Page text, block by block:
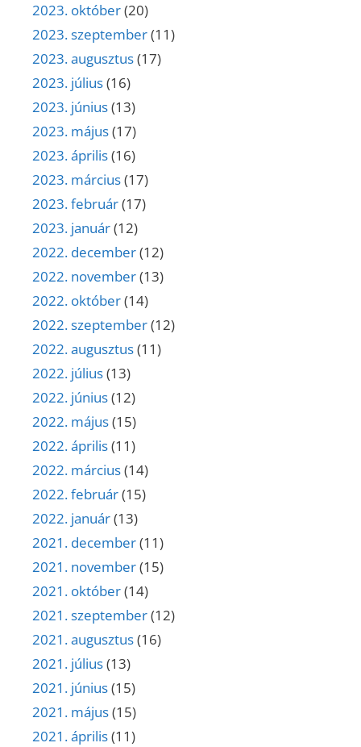
2023. október(20)
2023. szeptember(11)
2023. augusztus(17)
2023. július(16)
2023. június(13)
2023. május(17)
2023. április(16)
2023. március(17)
2023. február(17)
2023. január(12)
2022. december(12)
2022. november(13)
2022. október(14)
2022. szeptember(12)
2022. augusztus(11)
2022. július(13)
2022. június(12)
2022. május(15)
2022. április(11)
2022. március(14)
2022. február(15)
2022. január(13)
2021. december(11)
2021. november(15)
2021. október(14)
2021. szeptember(12)
2021. augusztus(16)
2021. július(13)
2021. június(15)
2021. május(15)
2021. április(11)